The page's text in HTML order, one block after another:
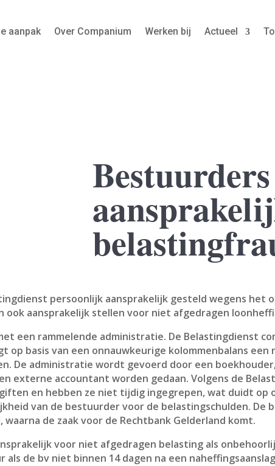
aanpak Over Companium Werken bij Actueel
Bestuurders
persoonlijk aansprakelijk gesteld wegens het
aansprakelijk stellen voor niet afgedragen
een rammelende administratie. De Belastingdienst
basis van een onnauwkeurige kolommenbalans een
De administratie wordt gevoerd door een
externe accountant worden gedaan. Volgens de
en hebben ze niet tijdig ingegrepen, wat duidt op
van de bestuurder voor de belastingschulden. De
de zaak voor de Rechtbank Gelderland komt.
voor niet afgedragen belasting als
de bv niet binnen 14 dagen na een